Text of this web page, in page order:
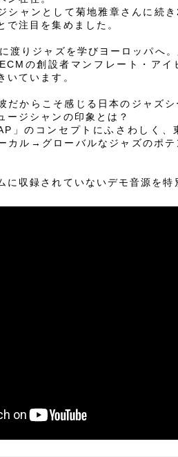
シャンとして菊地雅章さんに続
で注目を集めました。
渡りジャズを学びヨーロッパへ
の創設者マンフレート・ア
いています。
だからこそ感じる日本のジャズ
ージシャンの印象とは？
」のコンセプトにふさわしく、
カル→グローバルなジャズのポ
に収録されていないデモ音源を